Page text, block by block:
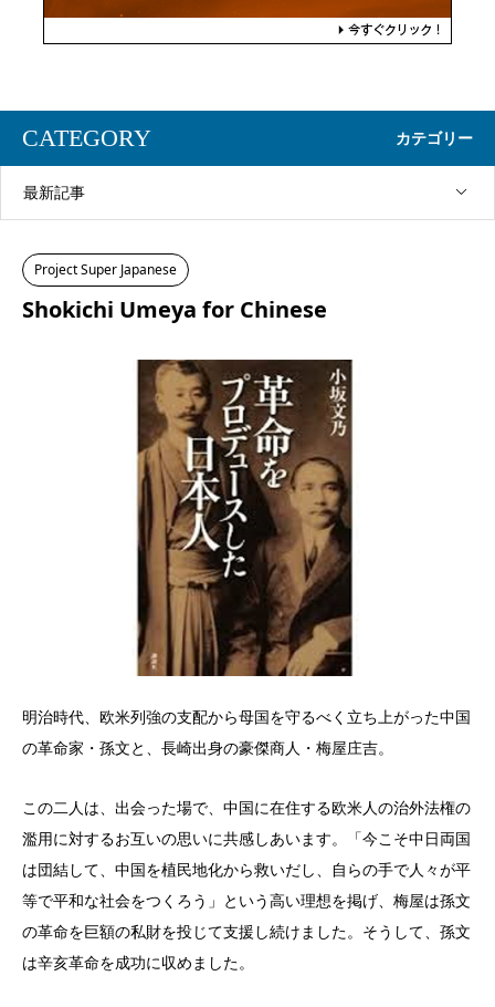
CATEGORY カテゴリー
最新記事
Project Super Japanese
Shokichi Umeya for Chinese
明治時代、欧米列強の支配から母国を守るべく立ち上がった中国
の革命家・孫文と、長崎出身の豪傑商人・梅屋庄吉。
この二人は、出会った場で、中国に在住する欧米人の治外法権の
濫用に対するお互いの思いに共感しあいます。「今こそ中日両国
は団結して、中国を植民地化から救いだし、自らの手で人々が平
等で平和な社会をつくろう」という高い理想を掲げ、梅屋は孫文
の革命を巨額の私財を投じて支援し続けました。そうして、孫文
は辛亥革命を成功に収めました。